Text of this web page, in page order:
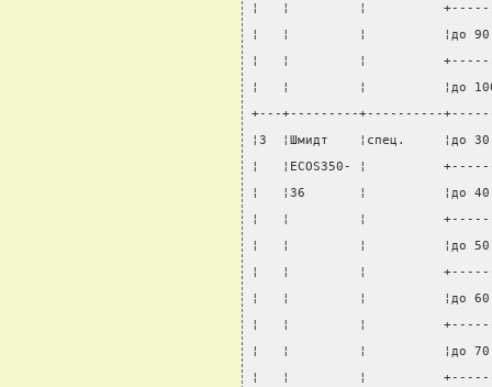
¦   ¦         ¦
¦   ¦         ¦          ¦до 90
¦   ¦         ¦
¦   ¦         ¦          ¦до
+---+---------+----------
¦3  ¦Шмидт    ¦спец.     ¦до
¦   ¦ECOS350- ¦
¦   ¦36       ¦          ¦до 40
¦   ¦         ¦
¦   ¦         ¦          ¦до 50
¦   ¦         ¦
¦   ¦         ¦          ¦до 60
¦   ¦         ¦
¦   ¦         ¦          ¦до 70
¦   ¦         ¦